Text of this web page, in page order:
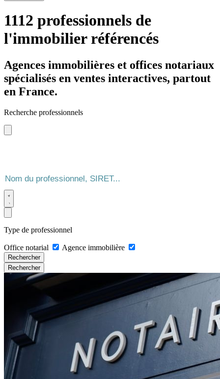
1112 professionnels de
l'immobilier référencés
Agences immobilières et offices notariaux
spécialisés en ventes interactives, partout
en France.
Recherche professionnels
Type de professionnel
Office notarial Agence immobilière
Rechercher
Rechercher